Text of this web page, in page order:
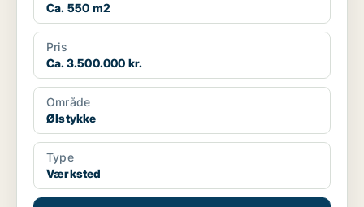
Ca. 550 m2
Pris
Ca. 3.500.000 kr.
Område
Ølstykke
Type
Værksted